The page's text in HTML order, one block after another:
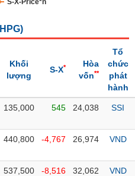
S-X-Price*n
HPG)
Khối
lượng
S-X*
Hòa
vốn**
Tổ
chức
phát
hành
135,000 545 24,038 SSI
440,800 -4,767 26,974 VND
537,500 -8,516 32,062 VND